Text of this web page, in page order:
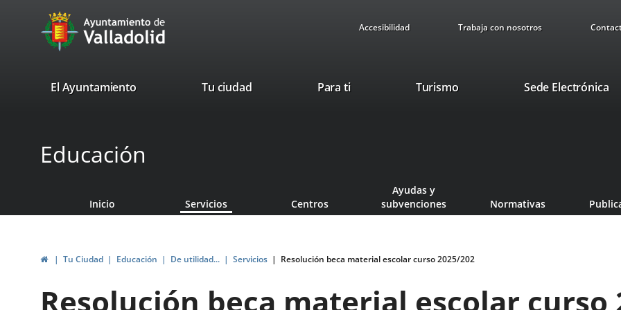
Portal
Web
Ayuntamiento
Valladolid
Accesibilidad Trabaja con nosotros
valladolid.es
El Ayuntamiento Tu ciudad Para ti TurismoEste
Sede Electrónica
Educación
Inicio Servicios Centros
Ayudas y
subvenciones
Normativas
InicioTu Ciudad Educación De utilidad... Servicios Resolución beca material escolar curso 2025/202
Resolución beca material escolar curso